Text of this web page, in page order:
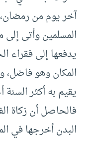
آخر يوم من
المسلمين وأتى
يدفعها إلى
المكان وهو فاضل،
يقيم به أكثر السنة
فالحاصل أن زكاة
البدن أخرجها في